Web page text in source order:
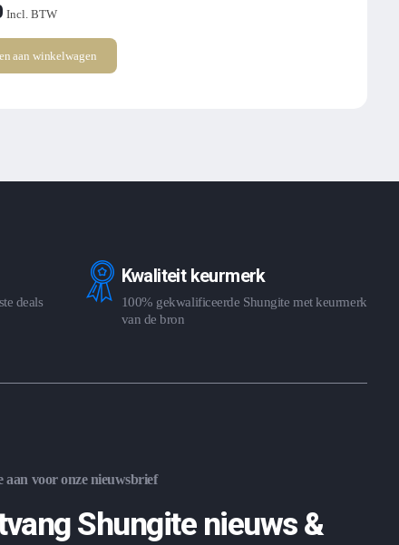
Incl. BTW
aan winkelwagen
deals
Kwaliteit keurmerk
100% gekwalificeerde Shungite met keurmerk
van de bron
aan voor onze nieuwsbrief
Shungite nieuws &